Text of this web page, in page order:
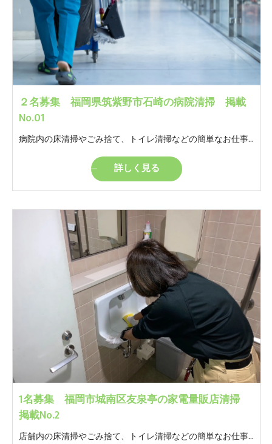
２名募集 福岡県筑紫野市石崎の病院清掃 掲載
No.01
病院内の床清掃やごみ捨て、トイレ清掃などの簡単なお仕事です。 モクモクと自分のペースでやっていただけるお仕事です。 ※女性トイレの清掃があります。
詳しく見る
1名募集 福岡市城南区友泉亭の家電量販店清掃
掲載No.2
店舗内の床清掃やごみ捨て、トイレ清掃などの簡単なお仕事です。 モクモクと自分のペースでやっていただけるお仕事です。 ※女性トイレの清掃があります。